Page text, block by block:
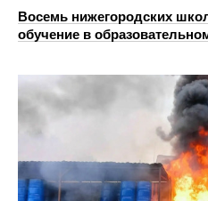
Восемь нижегородских
обучение в